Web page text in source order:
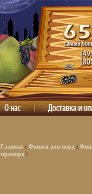
Главная : Фишки для нард:
мрамора: